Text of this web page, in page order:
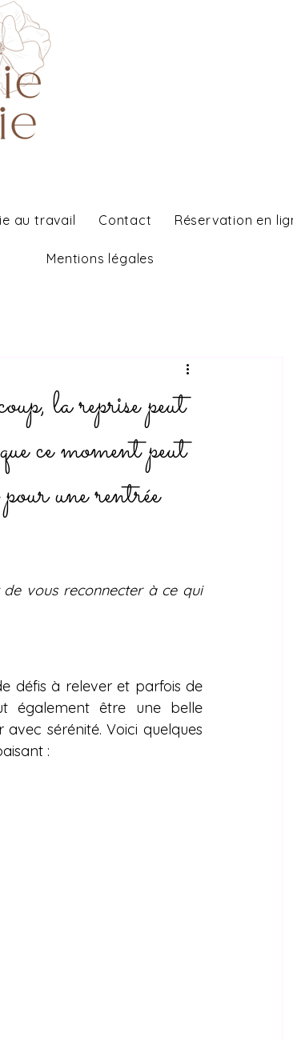
au travail Contact Réservation en
Mentions légales
la reprise peut
ce moment peut
une rentrée
vous reconnecter à ce qui
défis à relever et parfois de
également être une belle
sérénité. Voici quelques
: